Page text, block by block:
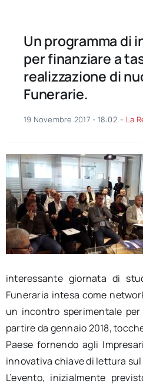
Un programma di
per finanziare a
realizzazione di
Funerarie.
19 Novembre 2017 - 18:02 - La
interessante giornata di
Funeraria intesa come
un incontro sperimentale
partire da gennaio 2018,
Paese fornendo agli
innovativa chiave di lettura
L’evento, inizialmente